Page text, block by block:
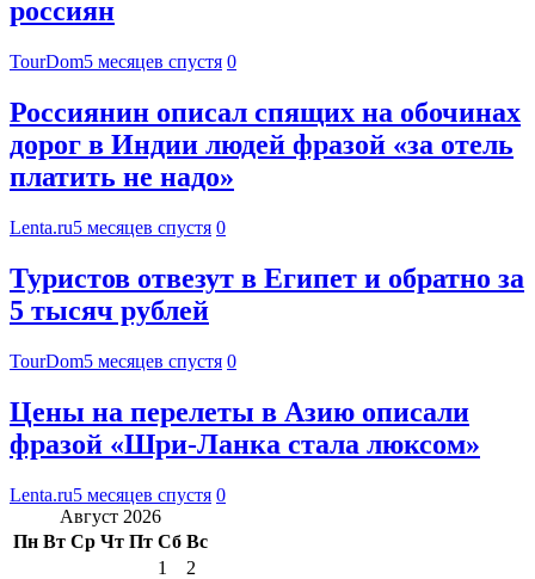
россиян
TourDom5 месяцев спустя 0
Россиянин описал спящих на обочинах
дорог в Индии людей фразой «за отель
платить не надо»
Lenta.ru5 месяцев спустя 0
Туристов отвезут в Египет и обратно за
5 тысяч рублей
TourDom5 месяцев спустя 0
Цены на перелеты в Азию описали
фразой «Шри-Ланка стала люксом»
Lenta.ru5 месяцев спустя 0
Август 2026
Пн Вт Ср Чт Пт Сб Вс
1
2